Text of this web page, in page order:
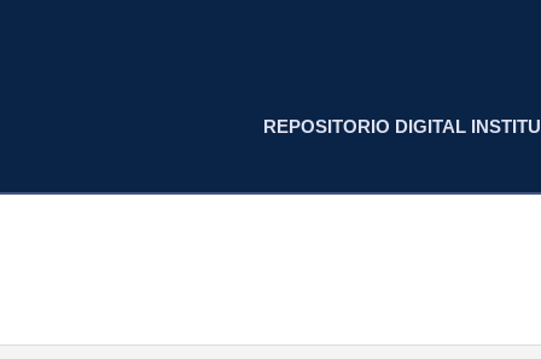
REPOSITORIO DIGITAL